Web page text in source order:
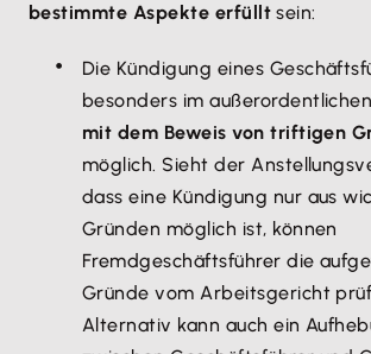
bestimmte Aspekte erfüllt sein:
Die Kündigung eines
besonders im
mit dem Beweis von triftigen
möglich. Sieht der
dass eine Kündigung nur aus
Gründen möglich ist, können
Fremdgeschäftsführer die
Gründe vom Arbeitsgericht
Alternativ kann auch ein